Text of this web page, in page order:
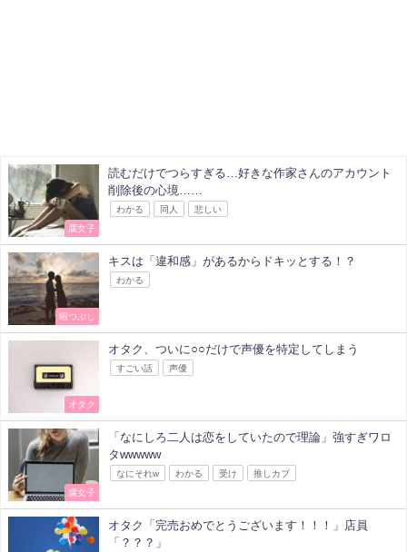
腐女子
読むだけでつらすぎる…好きな作家さんのアカウント
削除後の心境……
わかる 同人 悲しい
暇つぶし
キスは「違和感」があるからドキッとする！？
わかる
オタク
オタク、ついに○○だけで声優を特定してしまう
すごい話 声優
腐女子
「なにしろ二人は恋をしていたので理論」強すぎワロ
タwwwww
なにそれw わかる 受け 推しカプ
オタク「完売おめでとうございます！！！」店員
「？？？」